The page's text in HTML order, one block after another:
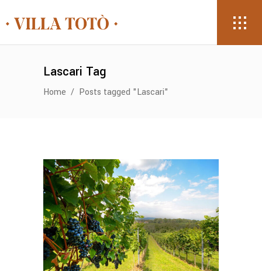
Lascari Tag
Home / Posts tagged "Lascari"